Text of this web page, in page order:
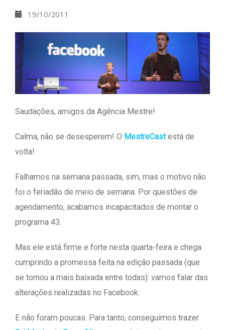
19/10/2011
Saudações, amigos da Agência Mestre!
Calma, não se desesperem! O MestreCastestá de
volta!
Falhamos na semana passada, sim, mas o motivo não
foi o feriadão de meio de semana. Por questões de
agendamento, acabamos incapacitados de montar o
programa 43.
Mas ele está firme e forte nesta quarta-feira e chega
cumprindo a promessa feita na edição passada (que
se tornou a mais baixada entre todas): vamos falar das
alterações realizadas no Facebook.
E não foram poucas. Para tanto, conseguimos trazer